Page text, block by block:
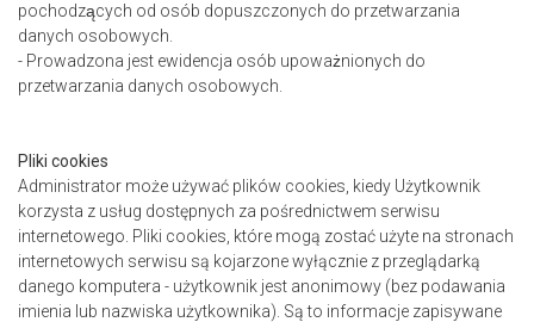
pochodzących od osób dopuszczonych do przetwarzania
danych osobowych.
- Prowadzona jest ewidencja osób upoważnionych do
przetwarzania danych osobowych.
Pliki cookies
Administrator może używać plików cookies, kiedy Użytkownik
korzysta z usług dostępnych za pośrednictwem serwisu
internetowego. Pliki cookies, które mogą zostać użyte na stronach
internetowych serwisu są kojarzone wyłącznie z przeglądarką
danego komputera - użytkownik jest anonimowy (bez podawania
imienia lub nazwiska użytkownika). Są to informacje zapisywane